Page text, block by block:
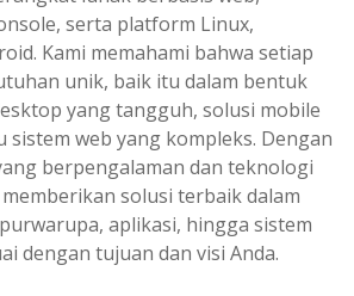
serta platform Linux,
Kami memahami bahwa setiap
unik, baik itu dalam bentuk
yang tangguh, solusi mobile
sistem web yang kompleks. Dengan
berpengalaman dan teknologi
solusi terbaik dalam
aplikasi, hingga sistem
dengan tujuan dan visi Anda.